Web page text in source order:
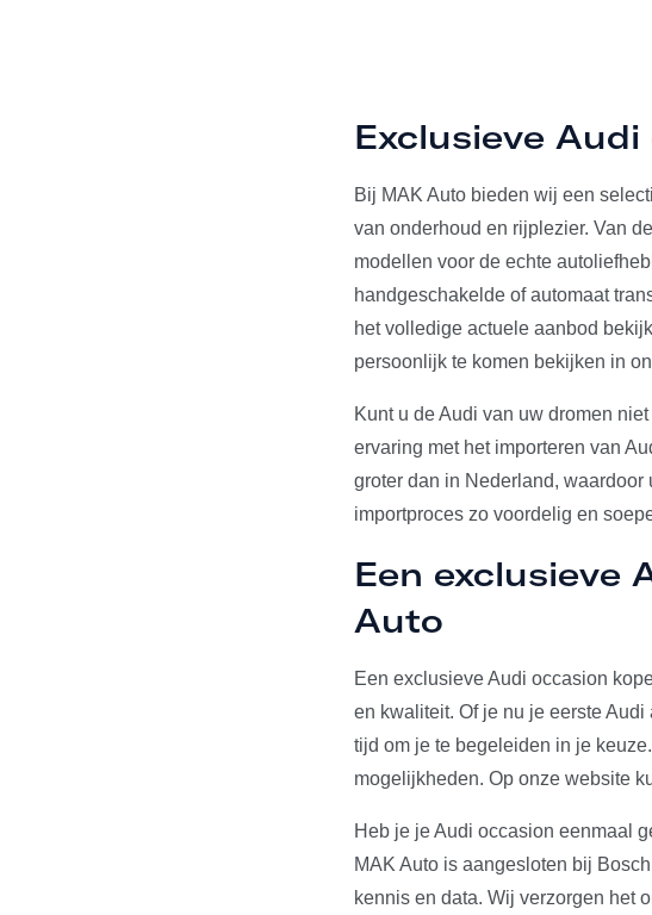
Exclusieve
Bij MAK Auto bieden wij een
van onderhoud en rijplezier. Van
modellen voor de echte
handgeschakelde of automaat
het volledige actuele aanbod
persoonlijk te komen bekijken in
Kunt u de Audi van uw dromen
ervaring met het importeren van
groter dan in Nederland,
importproces zo voordelig en
Een exclusieve
Auto
Een exclusieve Audi occasion
en kwaliteit. Of je nu je eerste
tijd om je te begeleiden in je
mogelijkheden. Op onze website
Heb je je Audi occasion eenmaal
MAK Auto is aangesloten bij
kennis en data. Wij verzorgen het